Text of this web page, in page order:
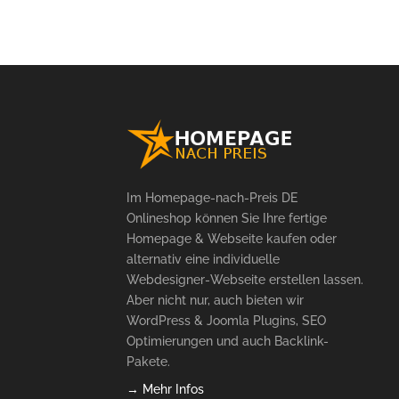
Im Homepage-nach-Preis DE
Onlineshop können Sie Ihre fertige
Homepage & Webseite kaufen oder
alternativ eine individuelle
Webdesigner-Webseite erstellen lassen.
Aber nicht nur, auch bieten wir
WordPress & Joomla Plugins, SEO
Optimierungen und auch Backlink-
Pakete.
→ Mehr Infos